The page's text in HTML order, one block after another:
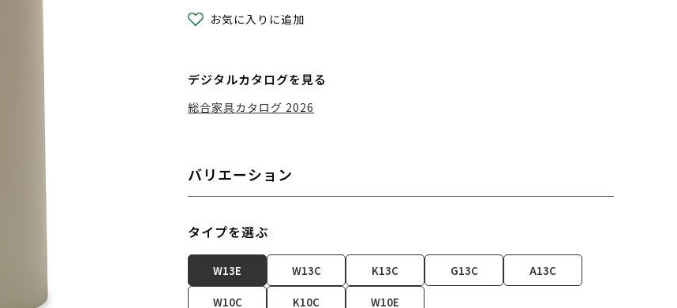
お気に入りに追加
デジタルカタログを見る
総合家具カタログ 2026
バリエーション
タイプを選ぶ
W13E W13C K13C G13C A13C
W10C K10C W10E